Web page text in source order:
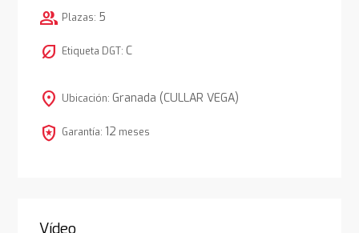
group Plazas: 5
nest_eco_leaf Etiqueta DGT: C
location_on Ubicación: Granada (CULLAR VEGA)
local_police Garantía: 12 meses
Vídeo